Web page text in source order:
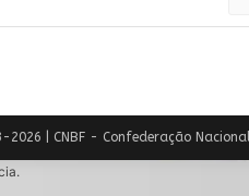
| CNBF - Confederação